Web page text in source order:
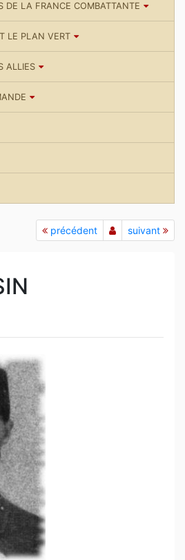
DE LA FRANCE COMBATTANTE
LE PLAN VERT
ALLIES
précédent suivant